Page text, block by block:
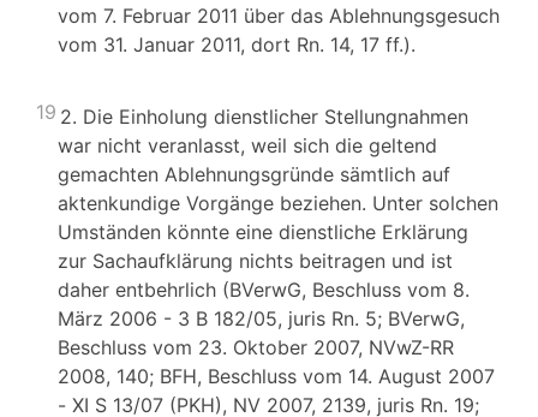
vom 7. Februar 2011 über das Ablehnungsgesuch
vom 31. Januar 2011, dort Rn. 14, 17 ff.).
19 2. Die Einholung dienstlicher Stellungnahmen
war nicht veranlasst, weil sich die geltend
gemachten Ablehnungsgründe sämtlich auf
aktenkundige Vorgänge beziehen. Unter solchen
Umständen könnte eine dienstliche Erklärung
zur Sachaufklärung nichts beitragen und ist
daher entbehrlich (BVerwG, Beschluss vom 8.
März 2006 - 3 B 182/05, juris Rn. 5; BVerwG,
Beschluss vom 23. Oktober 2007, NVwZ-RR
2008, 140; BFH, Beschluss vom 14. August 2007
- XI S 13/07 (PKH), NV 2007, 2139, juris Rn. 19;